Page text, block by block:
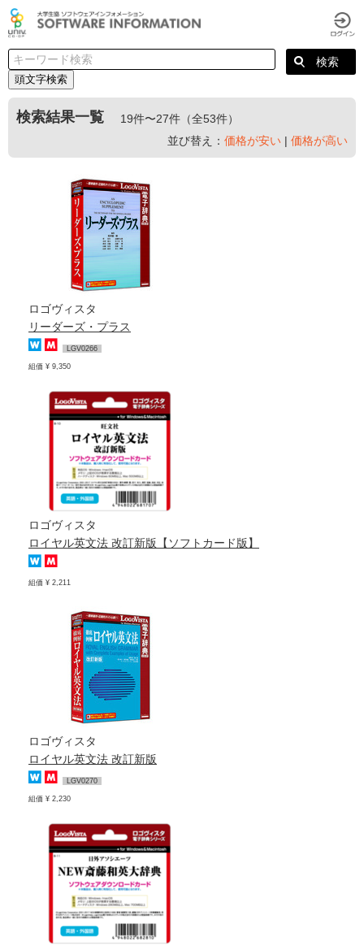
頭文字検索
検索結果一覧
19件〜27件（全53件）
並び替え： 価格が安い | 価格が高い
ロゴヴィスタ
リーダーズ・プラス
LGV0266
組価 ¥ 9,350
ロゴヴィスタ
ロイヤル英文法 改訂新版【ソフトカード版】
組価 ¥ 2,211
ロゴヴィスタ
ロイヤル英文法 改訂新版
LGV0270
組価 ¥ 2,230